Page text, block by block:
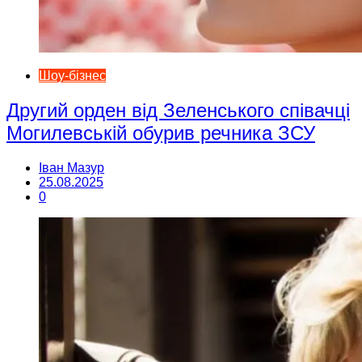
Шоу-бізнес
Другий орден від Зеленського співачці
Могилевській обурив речника ЗСУ
Іван Мазур
25.08.2025
0